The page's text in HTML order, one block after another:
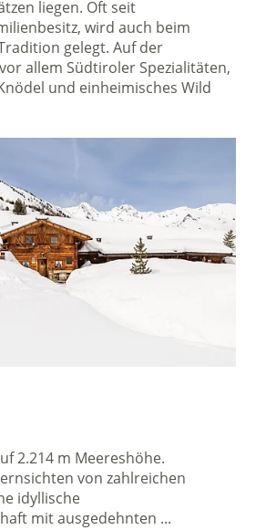
liegen. Oft seit
wird auch beim
gelegt. Auf der
allem Südtiroler Spezialitäten,
und einheimisches Wild
2.214 m Meereshöhe.
von zahlreichen
idyllische
mit ausgedehnten ...